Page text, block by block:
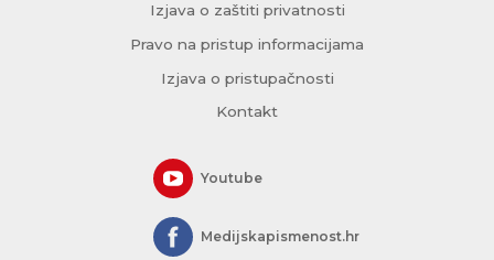
Izjava o zaštiti privatnosti
Pravo na pristup informacijama
Izjava o pristupačnosti
Kontakt
Youtube
Medijskapismenost.hr